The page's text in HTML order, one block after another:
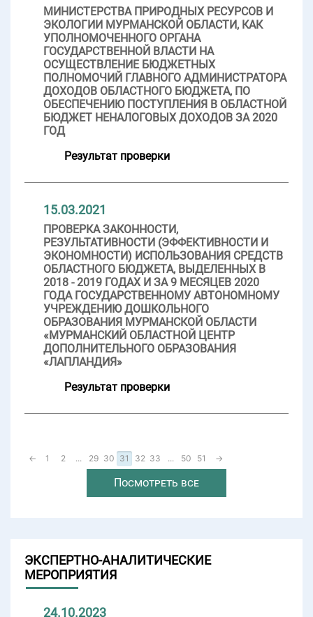
МИНИСТЕРСТВА ПРИРОДНЫХ РЕСУРСОВ И
ЭКОЛОГИИ МУРМАНСКОЙ ОБЛАСТИ, КАК
УПОЛНОМОЧЕННОГО ОРГАНА
ГОСУДАРСТВЕННОЙ ВЛАСТИ НА
ОСУЩЕСТВЛЕНИЕ БЮДЖЕТНЫХ
ПОЛНОМОЧИЙ ГЛАВНОГО АДМИНИСТРАТОРА
ДОХОДОВ ОБЛАСТНОГО БЮДЖЕТА, ПО
ОБЕСПЕЧЕНИЮ ПОСТУПЛЕНИЯ В ОБЛАСТНОЙ
БЮДЖЕТ НЕНАЛОГОВЫХ ДОХОДОВ ЗА 2020
ГОД
Результат проверки
15.03.2021
ПРОВЕРКА ЗАКОННОСТИ,
РЕЗУЛЬТАТИВНОСТИ (ЭФФЕКТИВНОСТИ И
ЭКОНОМНОСТИ) ИСПОЛЬЗОВАНИЯ СРЕДСТВ
ОБЛАСТНОГО БЮДЖЕТА, ВЫДЕЛЕННЫХ В
2018 - 2019 ГОДАХ И ЗА 9 МЕСЯЦЕВ 2020
ГОДА ГОСУДАРСТВЕННОМУ АВТОНОМНОМУ
УЧРЕЖДЕНИЮ ДОШКОЛЬНОГО
ОБРАЗОВАНИЯ МУРМАНСКОЙ ОБЛАСТИ
«МУРМАНСКИЙ ОБЛАСТНОЙ ЦЕНТР
ДОПОЛНИТЕЛЬНОГО ОБРАЗОВАНИЯ
«ЛАПЛАНДИЯ»
Результат проверки
← 1 2 ... 29 30 31 32 33 ... 50 51 →
Посмотреть все
ЭКСПЕРТНО-АНАЛИТИЧЕСКИЕ
МЕРОПРИЯТИЯ
24.10.2023